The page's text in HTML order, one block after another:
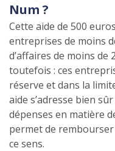
Num ?
Cette aide de 500
entreprises de moins
d’affaires de moins de
toutefois : ces
réserve et dans la
aide s’adresse bien
dépenses en matière
permet de
ce sens.